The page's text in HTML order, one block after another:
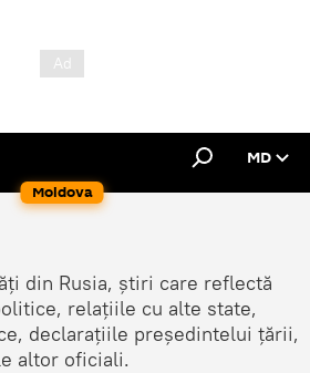
Moldova
MD
din Rusia, știri care reflectă
relațiile cu alte state,
declarațiile președintelui țării,
altor oficiali.